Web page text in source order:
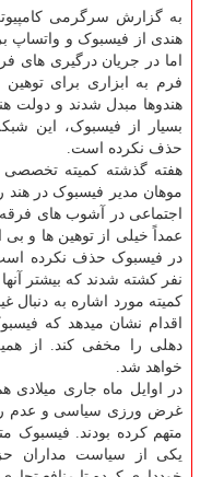
به گزارش سرگرمی
هندی از فیسبوک و واتساپ
اما در جریان درگیری های
فرم به ابزاری برای
هندوها مبدل شدند و دولت
بسیار از فیسبوک، این
حذف نکرده است.
هفته گذشته کمیته
موهان مدیر فیسبوک در هند
اجتماعی در آشوب های
عمداً خیلی از توهین ها و بی
نفر کشته شدند که بیشتر
کمیته مورد اشاره به دنبال
اقدام نشان میدهد که
دهلی را مخفی کند. از
خواهد شد.
غرض ورزی سیاسی و عدم
متهم کرده بودند.
یکی از سیاست مداران